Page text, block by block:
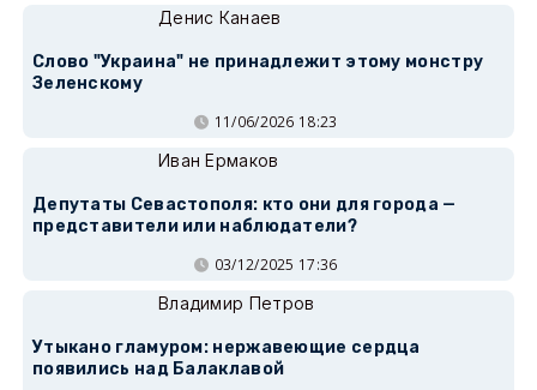
Денис Канаев
Слово "Украина" не принадлежит этому монстру
Зеленскому
11/06/2026 18:23
Иван Ермаков
Депутаты Севастополя: кто они для города —
представители или наблюдатели?
03/12/2025 17:36
Владимир Петров
Утыкано гламуром: нержавеющие сердца
появились над Балаклавой